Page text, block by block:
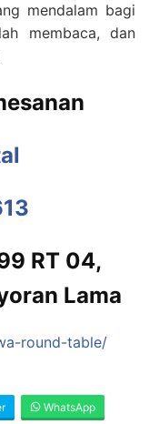
mendalam bagi
membaca, dan
RT 04,
Lama
round-table/
WhatsApp